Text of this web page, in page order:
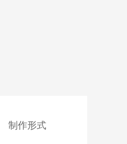
制作形式